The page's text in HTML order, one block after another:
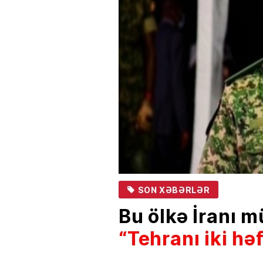
SON XƏBƏRLƏR
Bu ölkə İranı
“Tehranı iki